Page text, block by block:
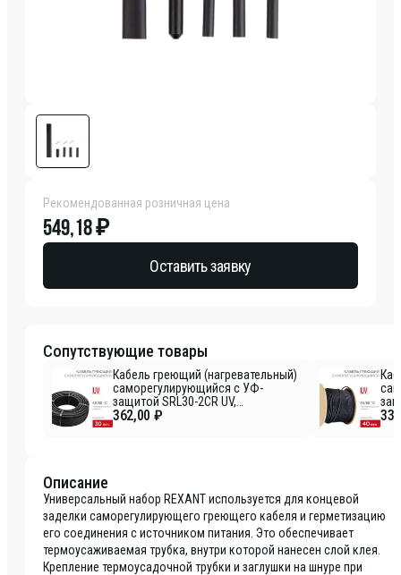
Рекомендованная розничная цена
549,18 ₽
Оставить заявку
Сопутствующие товары
Кабель греющий (нагревательный)
саморегулирующийся с УФ-
защитой SRL30-2CR UV,
экранированный, 30Вт/м,
362,00 ₽
Описание
Универсальный набор REXANT используется для концевой
заделки саморегулирующего греющего кабеля и герметизацию
его соединения с источником питания. Это обеспечивает
термоусаживаемая трубка, внутри которой нанесен слой клея.
Крепление термоусадочной трубки и заглушки на шнуре при